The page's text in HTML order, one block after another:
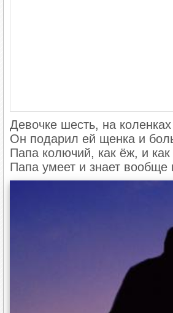
Девочке шесть, на
Он подарил ей щенка и
Папа колючий, как ёж, и
Папа умеет и знает вообще